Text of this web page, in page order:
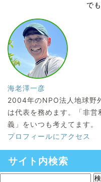
で
海老澤一彦
2004年のNPO法人地球野
は代表を務めます。「非
義」をいつも考えてます。
プロフィールにアクセス
サイト内検索